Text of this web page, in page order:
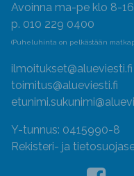
Avoinna ma-pe klo 8-16
p. 010 229 0400
(Puheluhinta on pelkästään
ilmoitukset@alueviesti.fi
toimitus@alueviesti.fi
Y-tunnus: 0415990-8
Rekisteri- ja